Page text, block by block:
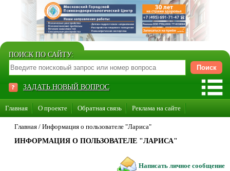
ПОИСК ПО САЙТУ:
ЗАДАТЬ НОВЫЙ ВОПРОС
Главная О проекте Обратная связь Реклама на сайте
Стать консультантом нашего сайта
Суперакция «Каждому врачу свой сайт»
Главная / Информация о пользователе "Лариса"
ИНФОРМАЦИЯ О ПОЛЬЗОВАТЕЛЕ "ЛАРИСА"
Написать личное сообщение